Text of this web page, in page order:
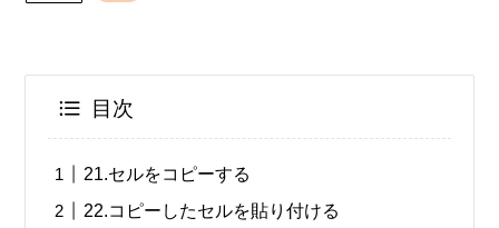
目次
21.セルをコピーする
22.コピーしたセルを貼り付ける